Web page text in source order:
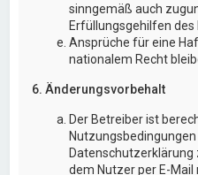
sinngemäß auch
Erfüllungsgehilfen des
Ansprüche für eine
nationalem Recht
6. Änderungsvorbehalt
Der Betreiber ist
Nutzungsbedingungen
Datenschutzerklärung
dem Nutzer per E-Mail